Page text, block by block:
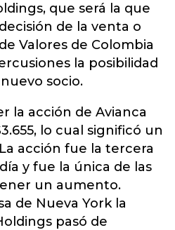
que será la que
de la venta o
Valores de Colombia
la posibilidad
socio.
la acción de Avianca
lo cual significó un
acción fue la tercera
y fue la única de las
un aumento.
de Nueva York la
pasó de